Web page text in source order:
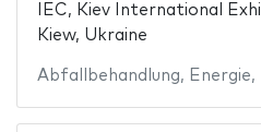
IEC, Kiev International
Kiew, Ukraine
Abfallbehandlung, Energie,